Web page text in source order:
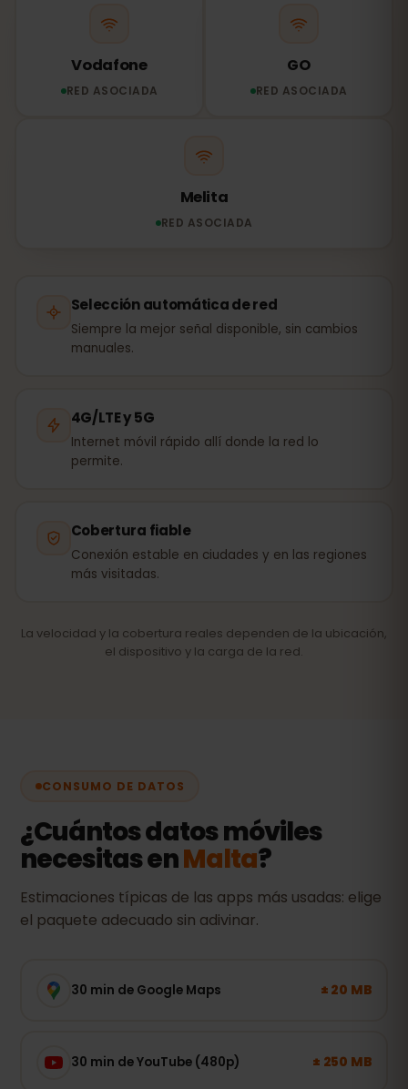
Vodafone
RED ASOCIADA
GO
RED ASOCIADA
Melita
RED ASOCIADA
Selección automática de red
Siempre la mejor señal disponible, sin cambios
manuales.
4G/LTE y 5G
Internet móvil rápido allí donde la red lo
permite.
Cobertura fiable
Conexión estable en ciudades y en las regiones
más visitadas.
La velocidad y la cobertura reales dependen de la ubicación,
el dispositivo y la carga de la red.
CONSUMO DE DATOS
¿Cuántos datos móviles
necesitas enMalta?
Estimaciones típicas de las apps más usadas: elige
el paquete adecuado sin adivinar.
30 min de Google Maps ± 20 MB
30 min de YouTube (480p) ± 250 MB